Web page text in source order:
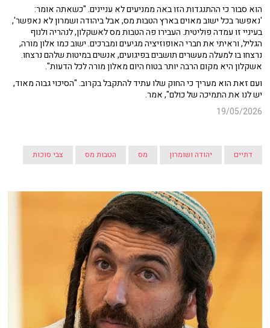
הוא סבור כי ההתנגדות הזו באה ממניעים לא עניינים. "כשאתה אומר:
'נאפשר בכל ישוב מאוים בארץ הטבות מס, אבל ביהודה ושמרון לא נאפשר',
בעיניי זו עמדה פוליטית. העבירו פה הטבות מס לאשקלון, לנהריה ולנוף
הגליל, וראיתי את חברי האופוזיציה מגיעים ומברכים. ישוב כמו אלון מורה,
נרצחו בו למעלה מעשרים תושבים בפיגועים, אנשים במיטות שלהם נרצחו.
אשקלון היא מקום הרבה יותר בטוח היום מאלון מורה לכל הדעות".
ועם זאת הוא מעריך כי החוק שלו עתיד להתקבל בקרוב. "הסיכוי גבוה מאוד,
יש לנו את התמיכה של כולם", אמר.
19/05/2026
דתיים יהודה ושומרון מס הטבות מס צבי סוכות